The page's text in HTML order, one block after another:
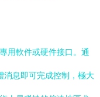
用軟件或硬件接口。通
消息即可完成控制，極大